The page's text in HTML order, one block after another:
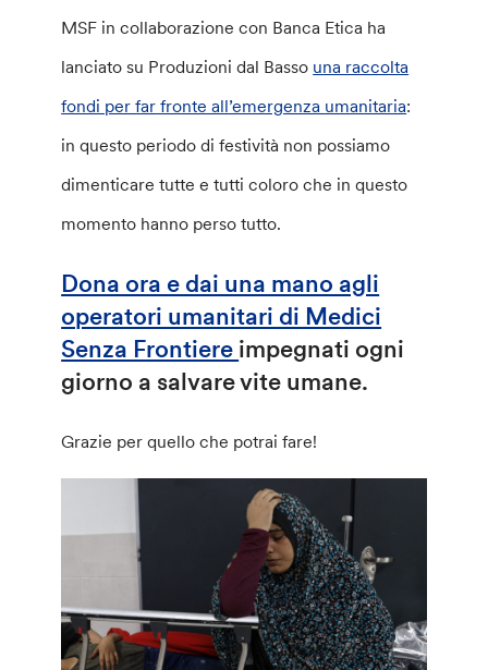
MSF in collaborazione con Banca Etica ha
lanciato su Produzioni dal Basso una raccolta
fondi per far fronte all’emergenza umanitaria:
in questo periodo di festività non possiamo
dimenticare tutte e tutti coloro che in questo
momento hanno perso tutto.
Dona ora e dai una mano agli
operatori umanitari di Medici
Senza Frontiere impegnati ogni
giorno a salvare vite umane.
Grazie per quello che potrai fare!